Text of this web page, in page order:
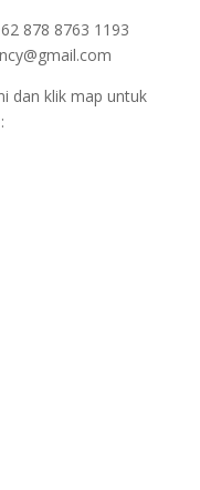
878 8763 1193
dan klik map untuk